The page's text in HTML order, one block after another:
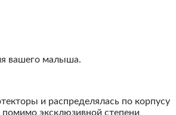
вашего малыша.
и распределялась по корпусу
эксклюзивной степени